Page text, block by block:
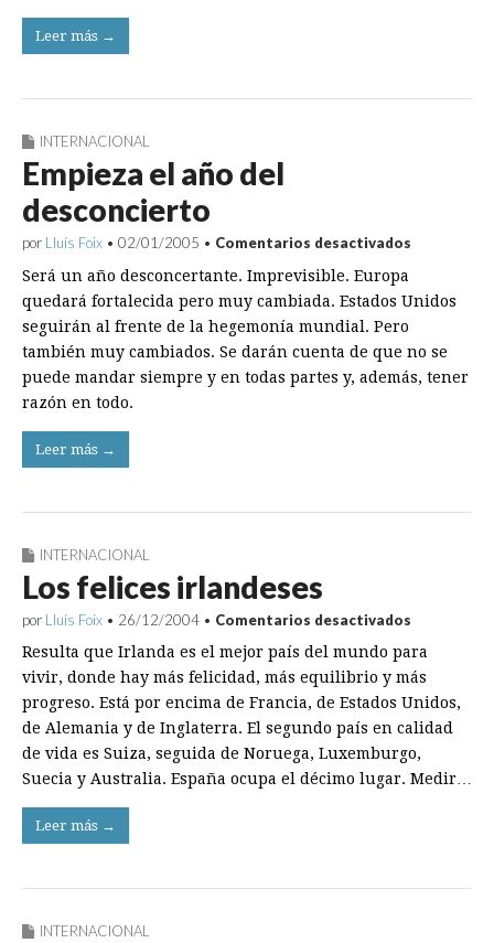
Leer más →
INTERNACIONAL
Empieza el año del
desconcierto
por Lluís Foix • 02/01/2005 • Comentarios desactivados
año
del
Será un año desconcertante. Imprevisible. Europa
quedará fortalecida pero muy cambiada. Estados Unidos
seguirán al frente de la hegemonía mundial. Pero
también muy cambiados. Se darán cuenta de que no se
puede mandar siempre y en todas partes y, además, tener
razón en todo.
Leer más →
INTERNACIONAL
Los felices irlandeses
por Lluís Foix • 26/12/2004 • Comentarios desactivados
felices
irlandeses
Resulta que Irlanda es el mejor país del mundo para
vivir, donde hay más felicidad, más equilibrio y más
progreso. Está por encima de Francia, de Estados Unidos,
de Alemania y de Inglaterra. El segundo país en calidad
de vida es Suiza, seguida de Noruega, Luxemburgo,
Suecia y Australia. España ocupa el décimo lugar. Medir…
Leer más →
INTERNACIONAL